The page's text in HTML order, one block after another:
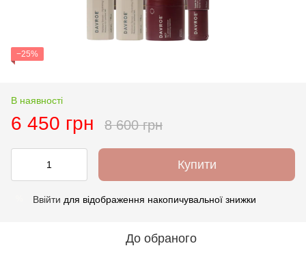
−25%
В наявності
6 450 грн 8 600 грн
Купити
Ввійти для відображення накопичувальної знижки
До обраного